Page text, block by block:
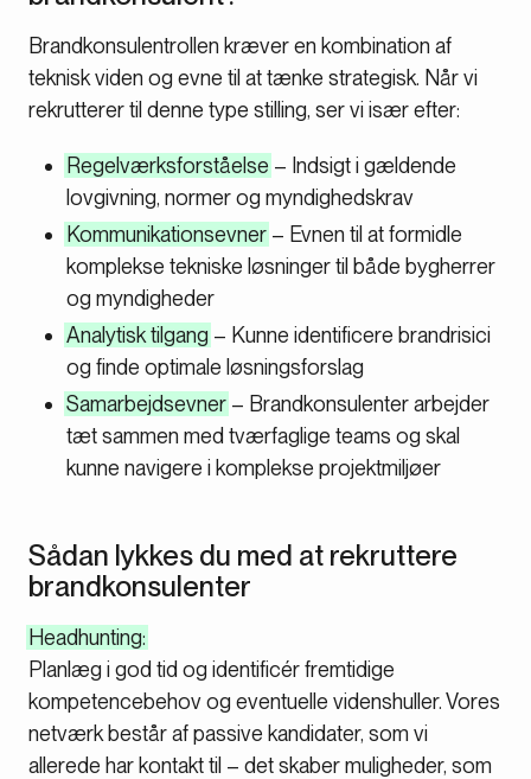
Brandkonsulentrollen kræver en kombination af
teknisk viden og evne til at tænke strategisk. Når vi
rekrutterer til denne type stilling, ser vi især efter:
Regelværksforståelse – Indsigt i gældende
lovgivning, normer og myndighedskrav
Kommunikationsevner – Evnen til at formidle
komplekse tekniske løsninger til både bygherrer
og myndigheder
Analytisk tilgang – Kunne identificere brandrisici
og finde optimale løsningsforslag
Samarbejdsevner – Brandkonsulenter arbejder
tæt sammen med tværfaglige teams og skal
kunne navigere i komplekse projektmiljøer
Sådan lykkes du med at rekruttere
brandkonsulenter
Headhunting:
Planlæg i god tid og identificér fremtidige
kompetencebehov og eventuelle videnshuller. Vores
netværk består af passive kandidater, som vi
allerede har kontakt til – det skaber muligheder, som